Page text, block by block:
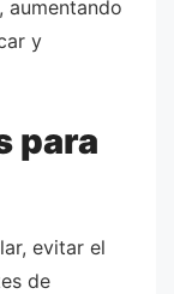
aumentando
y
para
evitar el
de